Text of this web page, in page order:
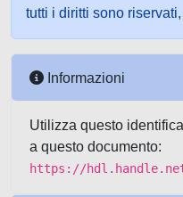
tutti i diritti sono
Informazioni
Utilizza questo
a questo documento:
https://